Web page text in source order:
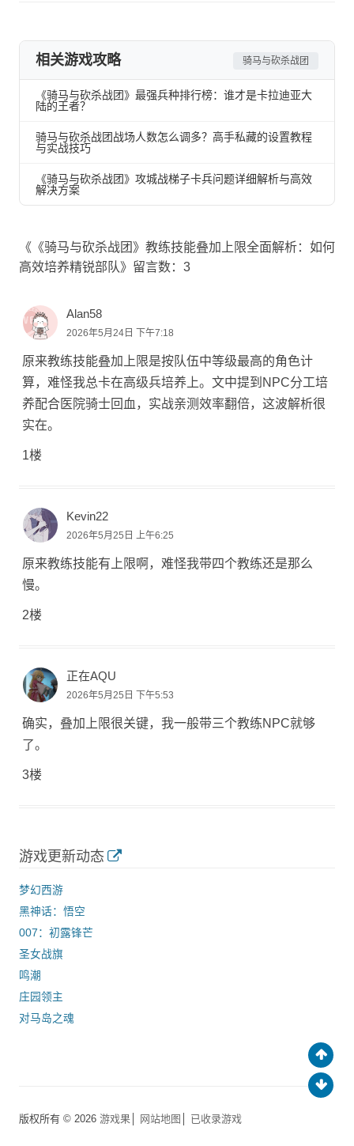
相关游戏攻略 骑马与砍杀战团
《骑马与砍杀战团》最强兵种排行榜：谁才是卡拉迪亚大
陆的王者？
骑马与砍杀战团战场人数怎么调多？高手私藏的设置教程
与实战技巧
《骑马与砍杀战团》攻城战梯子卡兵问题详细解析与高效
解决方案
《《骑马与砍杀战团》教练技能叠加上限全面解析：如何
高效培养精锐部队》留言数：3
Alan58
2026年5月24日 下午7:18
原来教练技能叠加上限是按队伍中等级最高的角色计
算，难怪我总卡在高级兵培养上。文中提到NPC分工培
养配合医院骑士回血，实战亲测效率翻倍，这波解析很
实在。
1楼
Kevin22
2026年5月25日 上午6:25
原来教练技能有上限啊，难怪我带四个教练还是那么
慢。
2楼
正在AQU
2026年5月25日 下午5:53
确实，叠加上限很关键，我一般带三个教练NPC就够
了。
3楼
游戏更新动态
梦幻西游
黑神话：悟空
007：初露锋芒
圣女战旗
鸣潮
庄园领主
对马岛之魂
版权所有 © 2026 游戏果 网站地图 已收录游戏